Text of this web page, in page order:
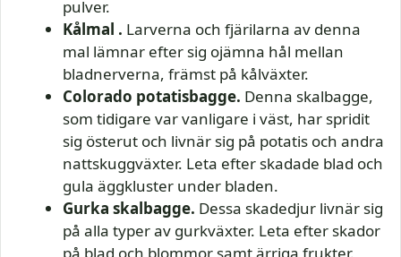
pulver.
Kålmal . Larverna och fjärilarna av denna
mal lämnar efter sig ojämna hål mellan
bladnerverna, främst på kålväxter.
Colorado potatisbagge. Denna skalbagge,
som tidigare var vanligare i väst, har spridit
sig österut och livnär sig på potatis och andra
nattskuggväxter. Leta efter skadade blad och
gula äggkluster under bladen.
Gurka skalbagge. Dessa skadedjur livnär sig
på alla typer av gurkväxter. Leta efter skador